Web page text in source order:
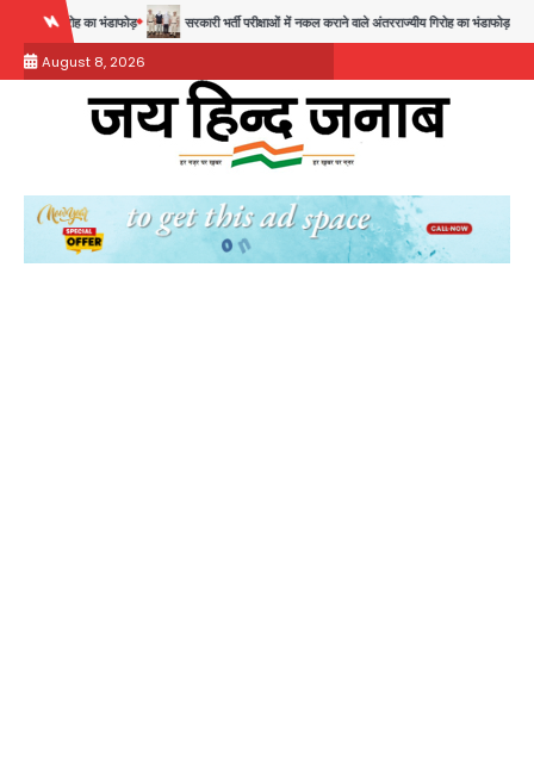
content
सरकारी भर्ती परीक्षाओं में नकल कराने वाले अंतरराज्यीय गिरोह का भंडाफोड़, मास्टरमाइंड समेत 7 गिरफ्तार
August 8, 2026